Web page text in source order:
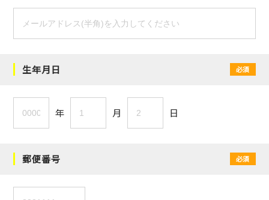
生年月日 必須
年 月 日
郵便番号 必須